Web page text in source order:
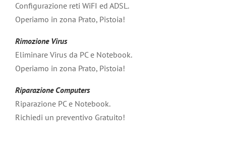
Configurazione reti WiFI ed ADSL.
Operiamo in zona Prato, Pistoia!
Rimozione Virus
Eliminare Virus da PC e Notebook.
Operiamo in zona Prato, Pistoia!
Riparazione Computers
Riparazione PC e Notebook.
Richiedi un preventivo Gratuito!